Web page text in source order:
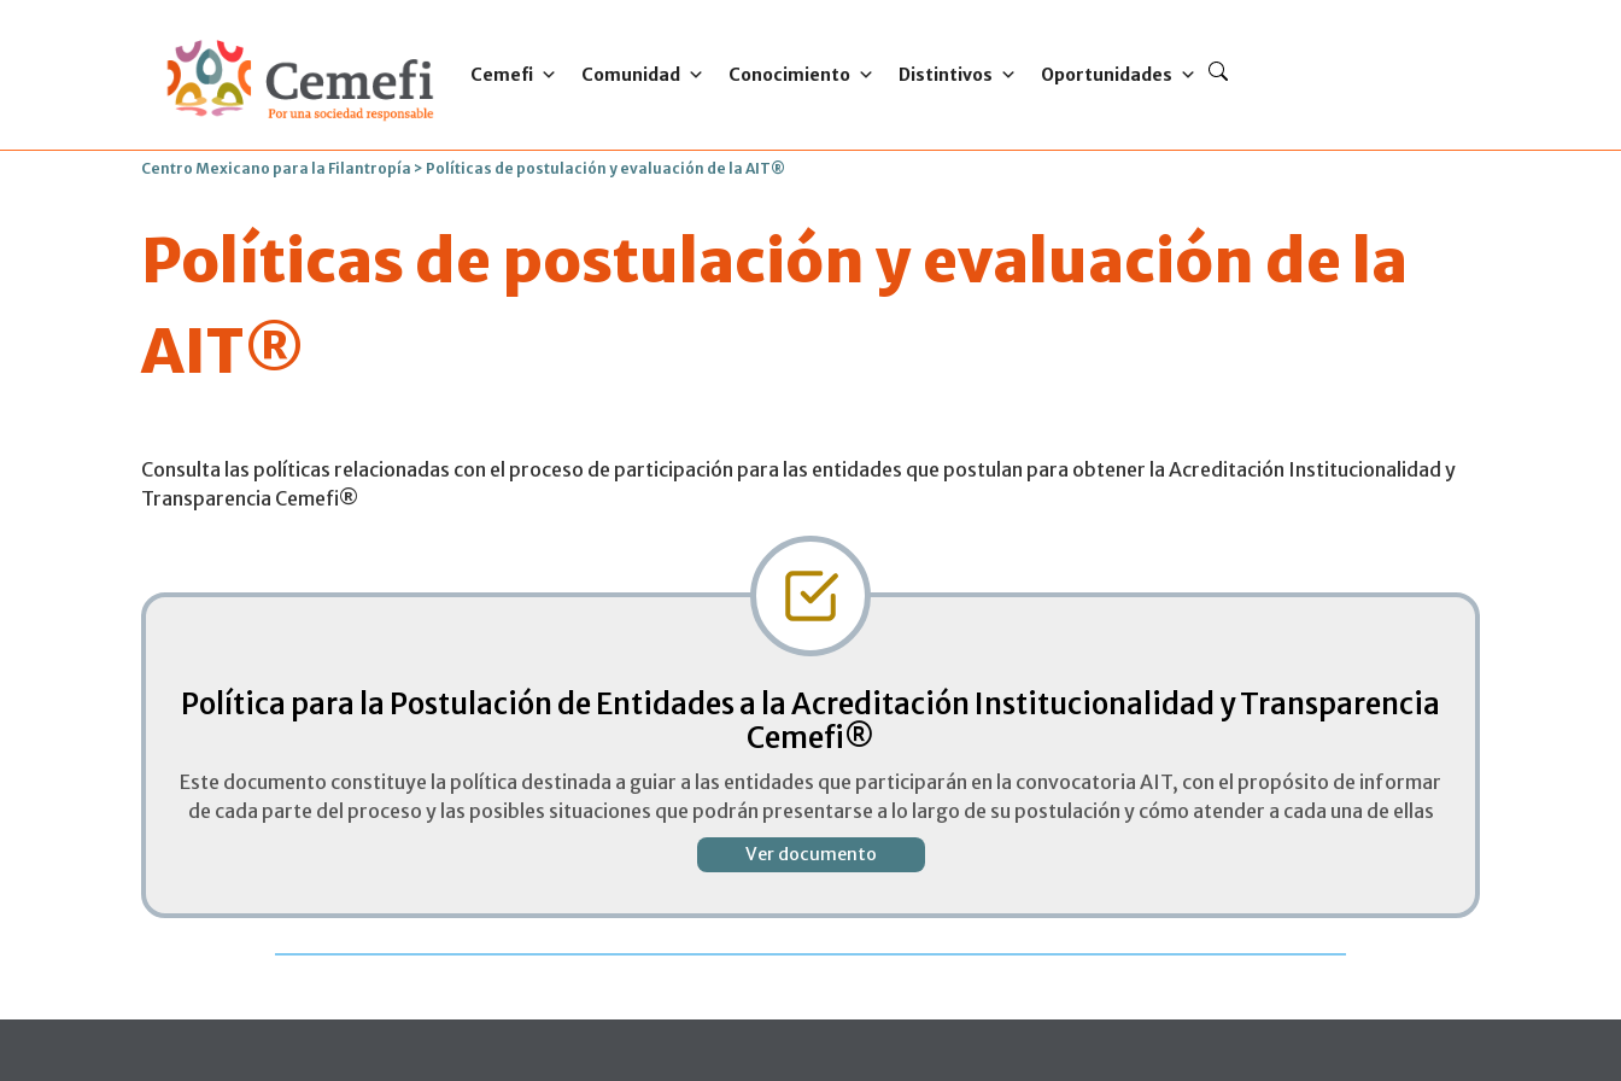
Cemefi Comunidad Conocimiento Distintivos Oportunidades
Centro Mexicano para la Filantropía > Políticas de postulación y evaluación de la AIT®
Políticas de postulación y evaluación de la
AIT®
Consulta las políticas relacionadas con el proceso de participación para las entidades que postulan para obtener la Acreditación Institucionalidad y
Transparencia Cemefi®
Política para la Postulación de Entidades a la Acreditación Institucionalidad y Transparencia
Cemefi®
Este documento constituye la política destinada a guiar a las entidades que participarán en la convocatoria AIT, con el propósito de informar
de cada parte del proceso y las posibles situaciones que podrán presentarse a lo largo de su postulación y cómo atender a cada una de ellas
Ver documento